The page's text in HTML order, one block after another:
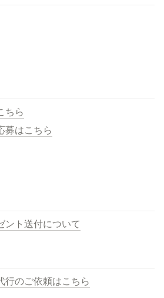
ちら
募はこちら
ント送付について
行のご依頼はこちら